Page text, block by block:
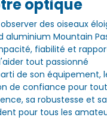
optique
des oiseaux
aluminium Mountain
fiabilité et
tout passionné
de son équipement,
de confiance pour
sa robustesse et
pour tous les